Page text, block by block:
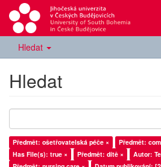
Hledat
Hledat
Předmět: ošetřovatelská péče ×
Předmět:
Has File(s): true ×
Předmět: dítě ×
Autor: